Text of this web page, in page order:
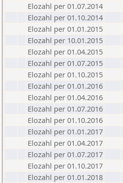
Elozahl per 01.07.2014
Elozahl per 01.10.2014
Elozahl per 01.01.2015
Elozahl per 10.01.2015
Elozahl per 01.04.2015
Elozahl per 01.07.2015
Elozahl per 01.10.2015
Elozahl per 01.01.2016
Elozahl per 01.04.2016
Elozahl per 01.07.2016
Elozahl per 01.10.2016
Elozahl per 01.01.2017
Elozahl per 01.04.2017
Elozahl per 01.07.2017
Elozahl per 01.10.2017
Elozahl per 01.01.2018